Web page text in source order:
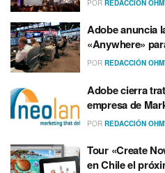
POR REDACCIÓN
Adobe anuncia
«Anywhere»
POR REDACCIÓN
Adobe cierra
empresa de
POR REDACCIÓN
Tour «Create
en Chile el